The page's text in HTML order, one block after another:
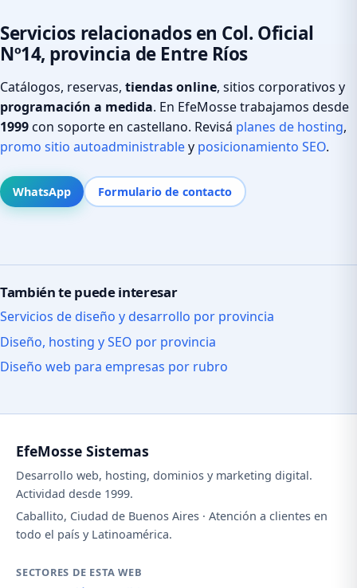
Servicios relacionados en Col. Oficial
Nº14, provincia de Entre Ríos
Catálogos, reservas, tiendas online, sitios corporativos y
programación a medida. En EfeMosse trabajamos desde
1999con soporte en castellano. Revisá planes de hosting,
promo sitio autoadministrabley posicionamiento SEO.
WhatsApp Formulario de contacto
También te puede interesar
Servicios de diseño y desarrollo por provincia
Diseño, hosting y SEO por provincia
Diseño web para empresas por rubro
EfeMosse Sistemas
Desarrollo web, hosting, dominios y marketing digital.
Actividad desde 1999.
Caballito, Ciudad de Buenos Aires · Atención a clientes en
todo el país y Latinoamérica.
SECTORES DE ESTA WEB